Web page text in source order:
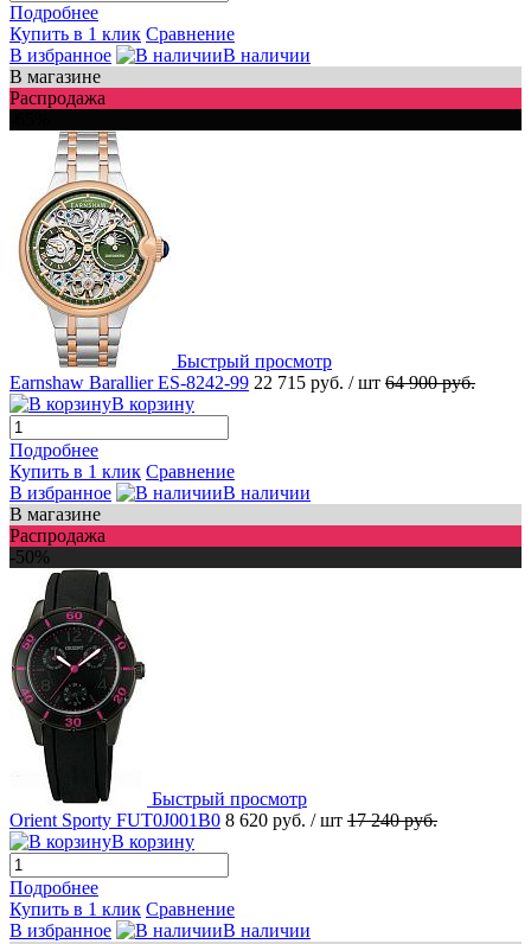
Подробнее
Купить в 1 клик Сравнение
В избранное
В наличии
В магазине
Распродажа
Быстрый просмотр
Earnshaw Barallier ES-8242-99 22 715 руб. / шт 64 900 руб.
В корзину
Подробнее
Купить в 1 клик Сравнение
В избранное
В наличии
В магазине
Распродажа
-50%
Быстрый просмотр
Orient Sporty FUT0J001B0 8 620 руб. / шт 17 240 руб.
В корзину
Подробнее
Купить в 1 клик Сравнение
В избранное
В наличии